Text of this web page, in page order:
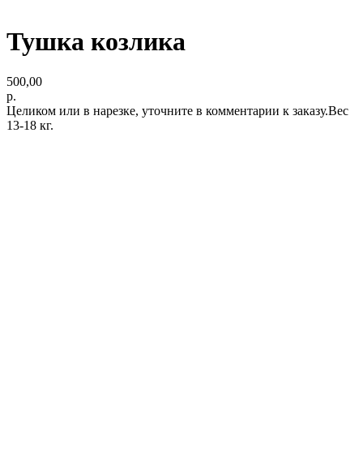
Тушка козлика
500,00
р.
Целиком или в нарезке, уточните в комментарии к заказу.Вес
13-18 кг.